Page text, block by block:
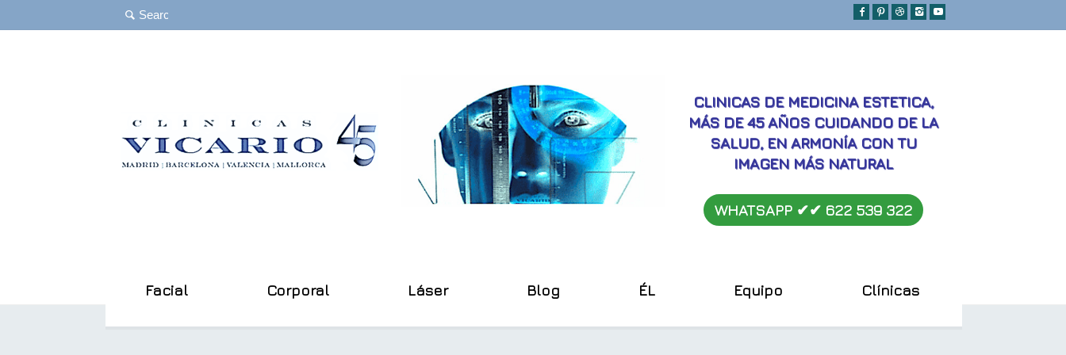
CLINICAS DE MEDICINA ESTETICA,
MÁS DE 45 AÑOS CUIDANDO DE LA
SALUD, EN ARMONÍA CON TU
IMAGEN MÁS NATURAL
WHATSAPP ✔︎✔︎ 622 539 322
Facial Corporal Láser Blog ÉL Equipo Clínicas